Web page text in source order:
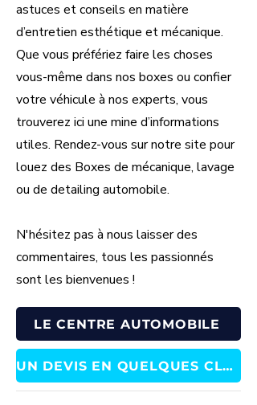
astuces et conseils en matière
d’entretien esthétique et mécanique.
Que vous préfériez faire les choses
vous-même dans nos boxes ou confier
votre véhicule à nos experts, vous
trouverez ici une mine d’informations
utiles. Rendez-vous sur notre site pour
louez des Boxes de mécanique, lavage
ou de detailing automobile.
N'hésitez pas à nous laisser des
commentaires, tous les passionnés
sont les bienvenues !
LE CENTRE AUTOMOBILE
UN DEVIS EN QUELQUES CLICS !